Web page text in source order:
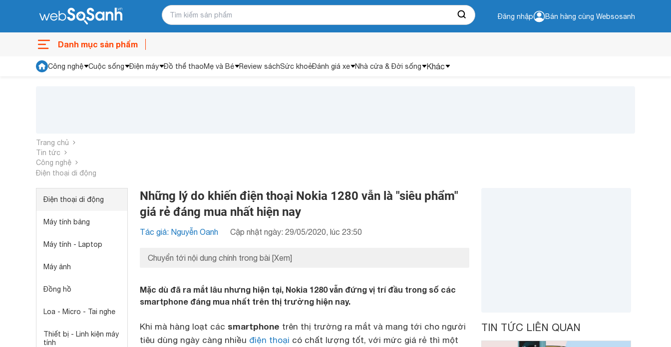
Đăng nhập Bán hàng cùng Websosanh
Danh mục sản phẩm
Công nghệ Cuộc sống Điện máy Đồ thể thaoMẹ và Bé Review sáchSức khoẻĐánh giá xe Nhà cửa & Đời sống Khác
Trang chủ
Tin tức
Công nghệ
Điện thoại di động
Điện thoại di động
Máy tính bảng
Máy tính - Laptop
Máy ảnh
Đồng hồ
Loa - Micro - Tai nghe
Thiết bị - Linh kiện máy
tính
Những lý do khiến điện thoại Nokia 1280 vẫn là "siêu phẩm"
giá rẻ đáng mua nhất hiện nay
Tác giả: Nguyễn Oanh Cập nhật ngày: 29/05/2020, lúc 23:50
Chuyển tới nội dung chính trong bài [Xem]
Mặc dù đã ra mắt lâu nhưng hiện tại, Nokia 1280 vẫn đứng vị trí đầu trong số các
smartphone đáng mua nhất trên thị trường hiện nay.
Khi mà hàng loạt các smartphone trên thị trường ra mắt và mang tới cho người
tiêu dùng ngày càng nhiều điện thoại có chất lượng tốt, với mức giá rẻ thì một
TIN TỨC LIÊN QUAN